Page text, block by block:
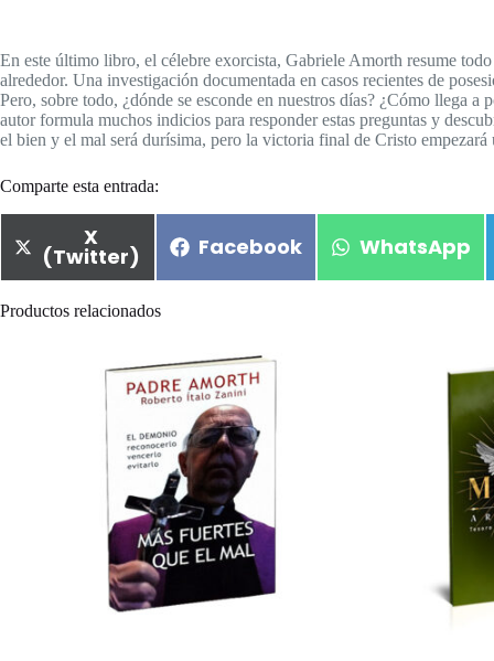
En este último libro, el célebre exorcista, Gabriele Amorth resume
alrededor. Una investigación documentada en casos recientes de
Pero, sobre todo, ¿dónde se esconde en nuestros días? ¿Cómo llega
autor formula muchos indicios para responder estas preguntas y
el bien y el mal será durísima, pero la victoria final de Cristo
Comparte esta entrada:
X
(Twitter) Facebook WhatsApp
Productos relacionados